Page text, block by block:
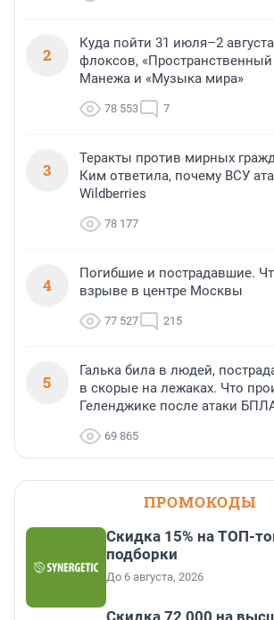
2
Куда пойти 31 июля–2
флоксов, «Пространственный
Манежа и «Музыка мира»
78 553 7
3
Теракты против мирных
Ким ответила, почему ВСУ
Wildberries
78 177
4
Погибшие и пострадавшие.
взрыве в центре Москвы
77 527 215
5
Галька била в людей,
в скорые на лежаках. Что
Геленджике после атаки
69 865
ПРОМОКОДЫ
Скидка 15% на ТОП-
подборки
До 6 августа, 2026